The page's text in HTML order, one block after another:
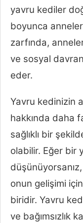
yavru kediler
boyunca
zarfında,
ve sosyal
eder.
Yavru kedinizin
hakkında daha
sağlıklı bir
olabilir. Eğer bir
onun gelişimi
biridir. Yavru
ve bağımsızlık